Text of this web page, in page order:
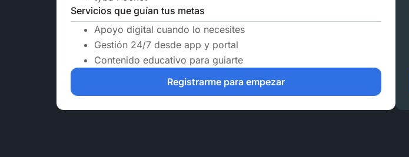
Servicios que guían tus metas
Apoyo digital cuando lo necesites
Gestión 24/7 desde app y portal
Contenido educativo para guiarte
Registrarme para empezar